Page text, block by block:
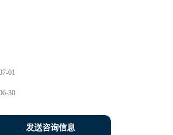
01
30
发送咨询信息